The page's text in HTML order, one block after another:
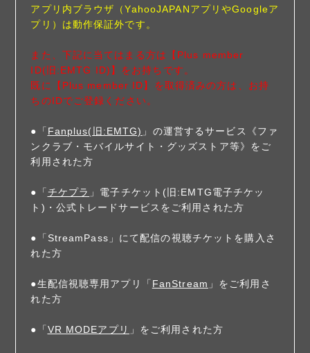
アプリ内ブラウザ（YahooJAPANアプリやGoogleア
プリ）は動作保証外です。
また、下記に当てはまる方は【Plus member
ID(旧:EMTG ID)】をお持ちです。
既に【Plus member ID】を取得済みの方は、お持
ちのIDでご登録ください。
●「 Fanplus(旧:EMTG) 」の運営するサービス《ファ
ンクラブ・モバイルサイト・グッズストア等》をご
利用された方
●「 チケプラ 」電子チケット(旧:EMTG電子チケッ
ト)・公式トレードサービスをご利用された方
●「StreamPass」にて配信の視聴チケットを購入さ
れた方
●生配信視聴専用アプリ「 FanStream 」をご利用さ
れた方
●「 VR MODEアプリ 」をご利用された方